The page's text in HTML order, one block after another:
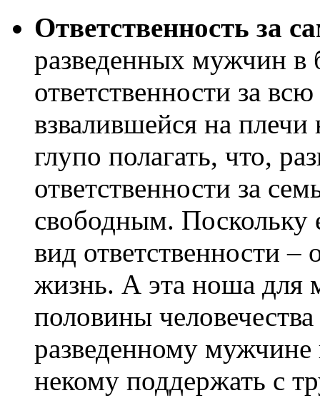
Ответственность за
разведенных мужчин в
ответственности за
взвалившейся на
глупо полагать, что,
ответственности за
свободным. Поскольку
вид ответственности –
жизнь. А эта ноша для
половины
разведенному мужчине
некому поддержать с